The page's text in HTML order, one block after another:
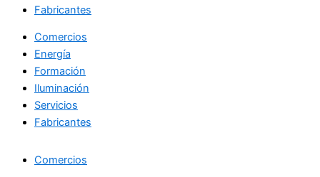
Fabricantes
Comercios
Energía
Formación
Iluminación
Servicios
Fabricantes
Comercios